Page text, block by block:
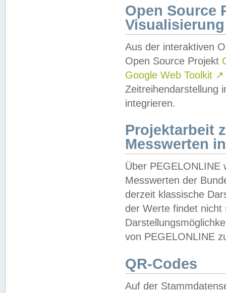
Open Source
Visualisierung
Aus der interaktiven
Open Source Projekt
Google Web Toolkit ↗
Zeitreihendarstellung
integrieren.
Projektarbeit
Messwerten
Über PEGELONLINE
Messwerten der
derzeit klassische
der Werte findet
von PEGELONLINE
QR-Codes
Auf der